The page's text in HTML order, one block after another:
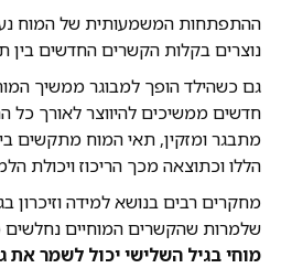
ההתפתחות המשמעותית של המוח
נוצרים בקלות הקשרים החדשים בין
גם כשהילד הופך למבוגר ממשיך
חדשים ממשיכים להיווצר לאורך כל
מתבגר ומזקין, תאי המוח מתקשים
הללו וכתוצאה מכך הריכוז ויכולת
מחקרים רבים בנושא למידה וזיכרון
שלמרות שהקשרים המוחיים
מוחי בגיל השלישי יכול לשמר